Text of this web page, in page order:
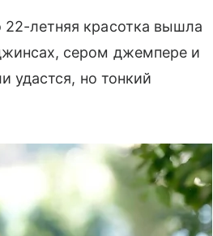
летняя красотка вышла
сером джемпере и
удастся, но тонкий